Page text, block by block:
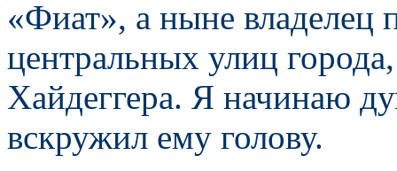
«Фиат», а ныне владелец
центральных улиц
Хайдеггера. Я начинаю
вскружил ему голову.